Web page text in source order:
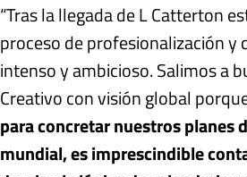
“Tras la llegada de L Catterton
proceso de profesionalización y
intenso y ambicioso. Salimos a
Creativo con visión global
para concretar nuestros planes
mundial, es imprescindible